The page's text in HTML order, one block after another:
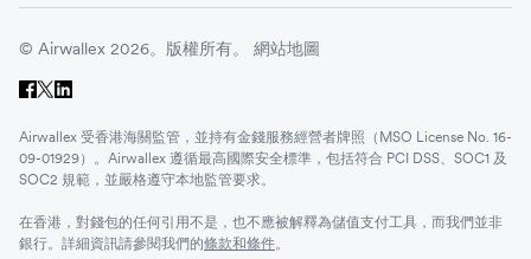
© Airwallex 2026。版權所有。 網站地圖
Airwallex 受香港海關監管，並持有金錢服務經營者牌照（MSO License No. 16-
09-01929）。Airwallex 遵循最高國際安全標準，包括符合 PCI DSS、SOC1 及
SOC2 規範，並嚴格遵守本地監管要求。
在香港，對錢包的任何引用不是，也不應被解釋為儲值支付工具，而我們並非
銀行。詳細資訊請參閱我們的條款和條件。